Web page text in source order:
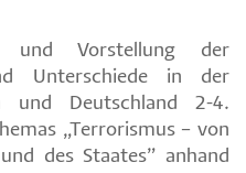
und Vorstellung der
Unterschiede in der
und Deutschland 2-4.
„Terrorismus – von
des Staates” anhand